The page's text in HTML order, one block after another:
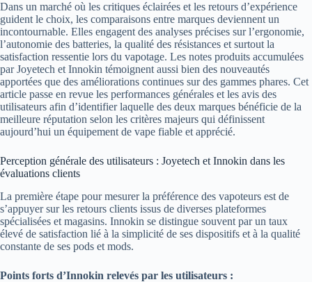
Dans un marché où les critiques éclairées et les retours d’expérience
guident le choix, les comparaisons entre marques deviennent un
incontournable. Elles engagent des analyses précises sur l’ergonomie,
l’autonomie des batteries, la qualité des résistances et surtout la
satisfaction ressentie lors du vapotage. Les notes produits accumulées
par Joyetech et Innokin témoignent aussi bien des nouveautés
apportées que des améliorations continues sur des gammes phares. Cet
article passe en revue les performances générales et les avis des
utilisateurs afin d’identifier laquelle des deux marques bénéficie de la
meilleure réputation selon les critères majeurs qui définissent
aujourd’hui un équipement de vape fiable et apprécié.
Perception générale des utilisateurs : Joyetech et Innokin dans les
évaluations clients
La première étape pour mesurer la préférence des vapoteurs est de
s’appuyer sur les retours clients issus de diverses plateformes
spécialisées et magasins. Innokin se distingue souvent par un taux
élevé de satisfaction lié à la simplicité de ses dispositifs et à la qualité
constante de ses pods et mods.
Points forts d’Innokin relevés par les utilisateurs :